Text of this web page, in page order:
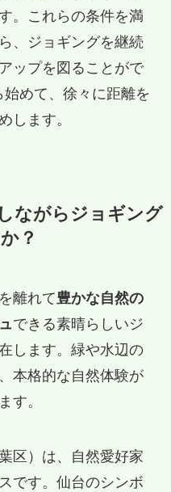
。これらの条件を満
、ジョギングを継続
ップを図ることがで
めて、徐々に距離を
します。
ながらジョギング
？
離れて豊かな自然の
できる素晴らしいジ
します。緑や水辺の
本格的な自然体験が
す。
葉区）は、自然愛好家
です。仙台のシンボ